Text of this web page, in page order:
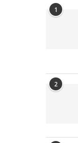
1
2